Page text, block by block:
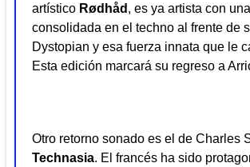
artístico Rødhåd , es ya artista con
consolidada en el techno al frente de
Dystopian y esa fuerza innata que le
Esta edición marcará su regreso a
Otro retorno sonado es el de Charles
Technasia. El francés ha sido